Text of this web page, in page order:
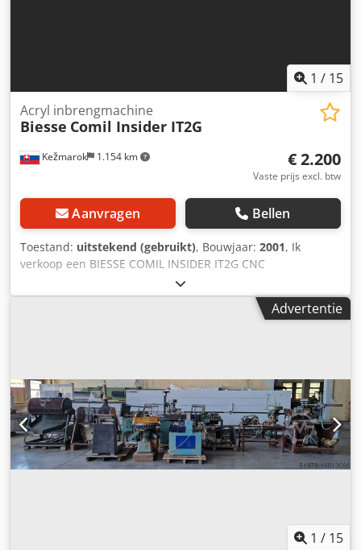
1 / 15
Kežmarok 1.154 km
Acryl inbrengmachine
Biesse Comil Insider IT2G
€ 2.200
Vaste prijs excl. btw
Aanvragen Bellen
Toestand: uitstekend (gebruikt), Bouwjaar: 2001, Ik
verkoop een BIESSE COMIL INSIDER IT2G CNC
automatische insert spuitgietmachine met lijminjectie.
Bouwjaar 2001. 2 st. CNC ladegeleider inzetstuk van boven.
6 stuks. Lijm injectie koppen 1 stuks. Vibrazions
Lijminzetstuk - Accessoire inzetstuk - Lijn Bouwjaar 1999-
2001. Mogelijk om de machines afzonderlijk te verkopen.
Vibrazion dispenser en gemotoriseerde transportband op
contract. Voor meer foto's en details kunt u een aanvraag
sturen.
Advertentie
1 / 15